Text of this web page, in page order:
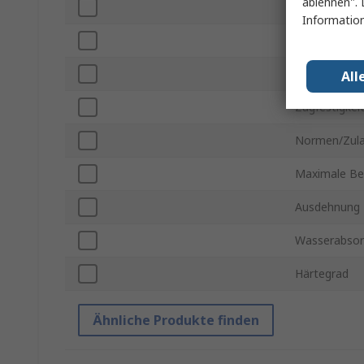
Material
Zugfestigkeit
Normen/
Maximale
Ausdehnung
Härtegrad
Ähnliche Produkte finden